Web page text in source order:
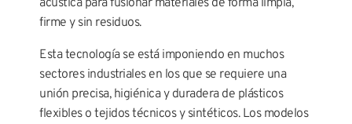
acústica para fusionar materiales de forma limpia,
firme y sin residuos.
Esta tecnología se está imponiendo en muchos
sectores industriales en los que se requiere una
unión precisa, higiénica y duradera de plásticos
flexibles o tejidos técnicos y sintéticos. Los modelos